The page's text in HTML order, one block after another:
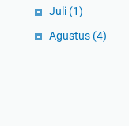
Juli (1)
Agustus (4)